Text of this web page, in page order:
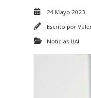
24 Mayo 2023
Escrito por
Noticias UAI